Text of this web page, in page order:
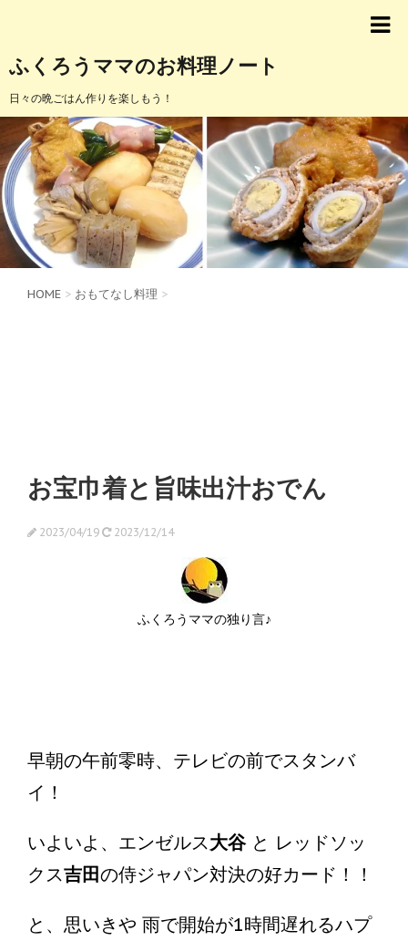
ふくろうママのお料理ノート
日々の晩ごはん作りを楽しもう！
HOME > おもてなし料理 >
お宝巾着と旨味出汁おでん
2023/04/19 2023/12/14
ふくろうママの独り言♪
早朝の午前零時、テレビの前でスタンバ
イ！
いよいよ、エンゼルス大谷と レッドソッ
クス吉田の侍ジャパン対決の好カード！！
と、思いきや 雨で開始が1時間遅れるハプ